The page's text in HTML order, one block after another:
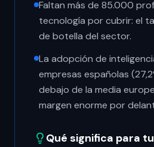
Faltan más de 85.000
tecnología por cubrir: el
de botella del sector.
La adopción de
empresas españolas
debajo de la media
margen enorme por
Qué significa para